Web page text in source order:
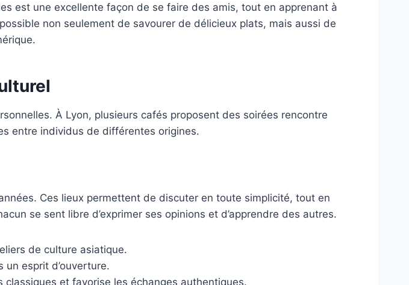
est une excellente façon de se faire des amis, tout en apprenant à
non seulement de savourer de délicieux plats, mais aussi de
À Lyon, plusieurs cafés proposent des soirées rencontre
entre individus de différentes origines.
Ces lieux permettent de discuter en toute simplicité, tout en
se sent libre d’exprimer ses opinions et d’apprendre des autres.
de culture asiatique.
esprit d’ouverture.
et favorise les échanges authentiques.